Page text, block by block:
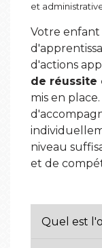
et
Votre
d'actions
de réussite
mis en
niveau
et de
Quel est